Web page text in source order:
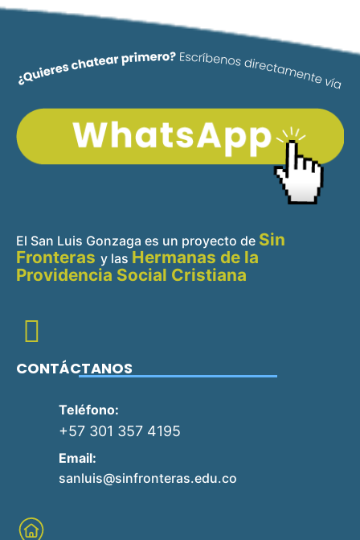
El San Luis Gonzaga es un proyecto de Sin
Fronteras y las Hermanas de la
Providencia Social Cristiana
CONTÁCTANOS
Teléfono:
+57 301 357 4195
Email:
sanluis@sinfronteras.edu.co